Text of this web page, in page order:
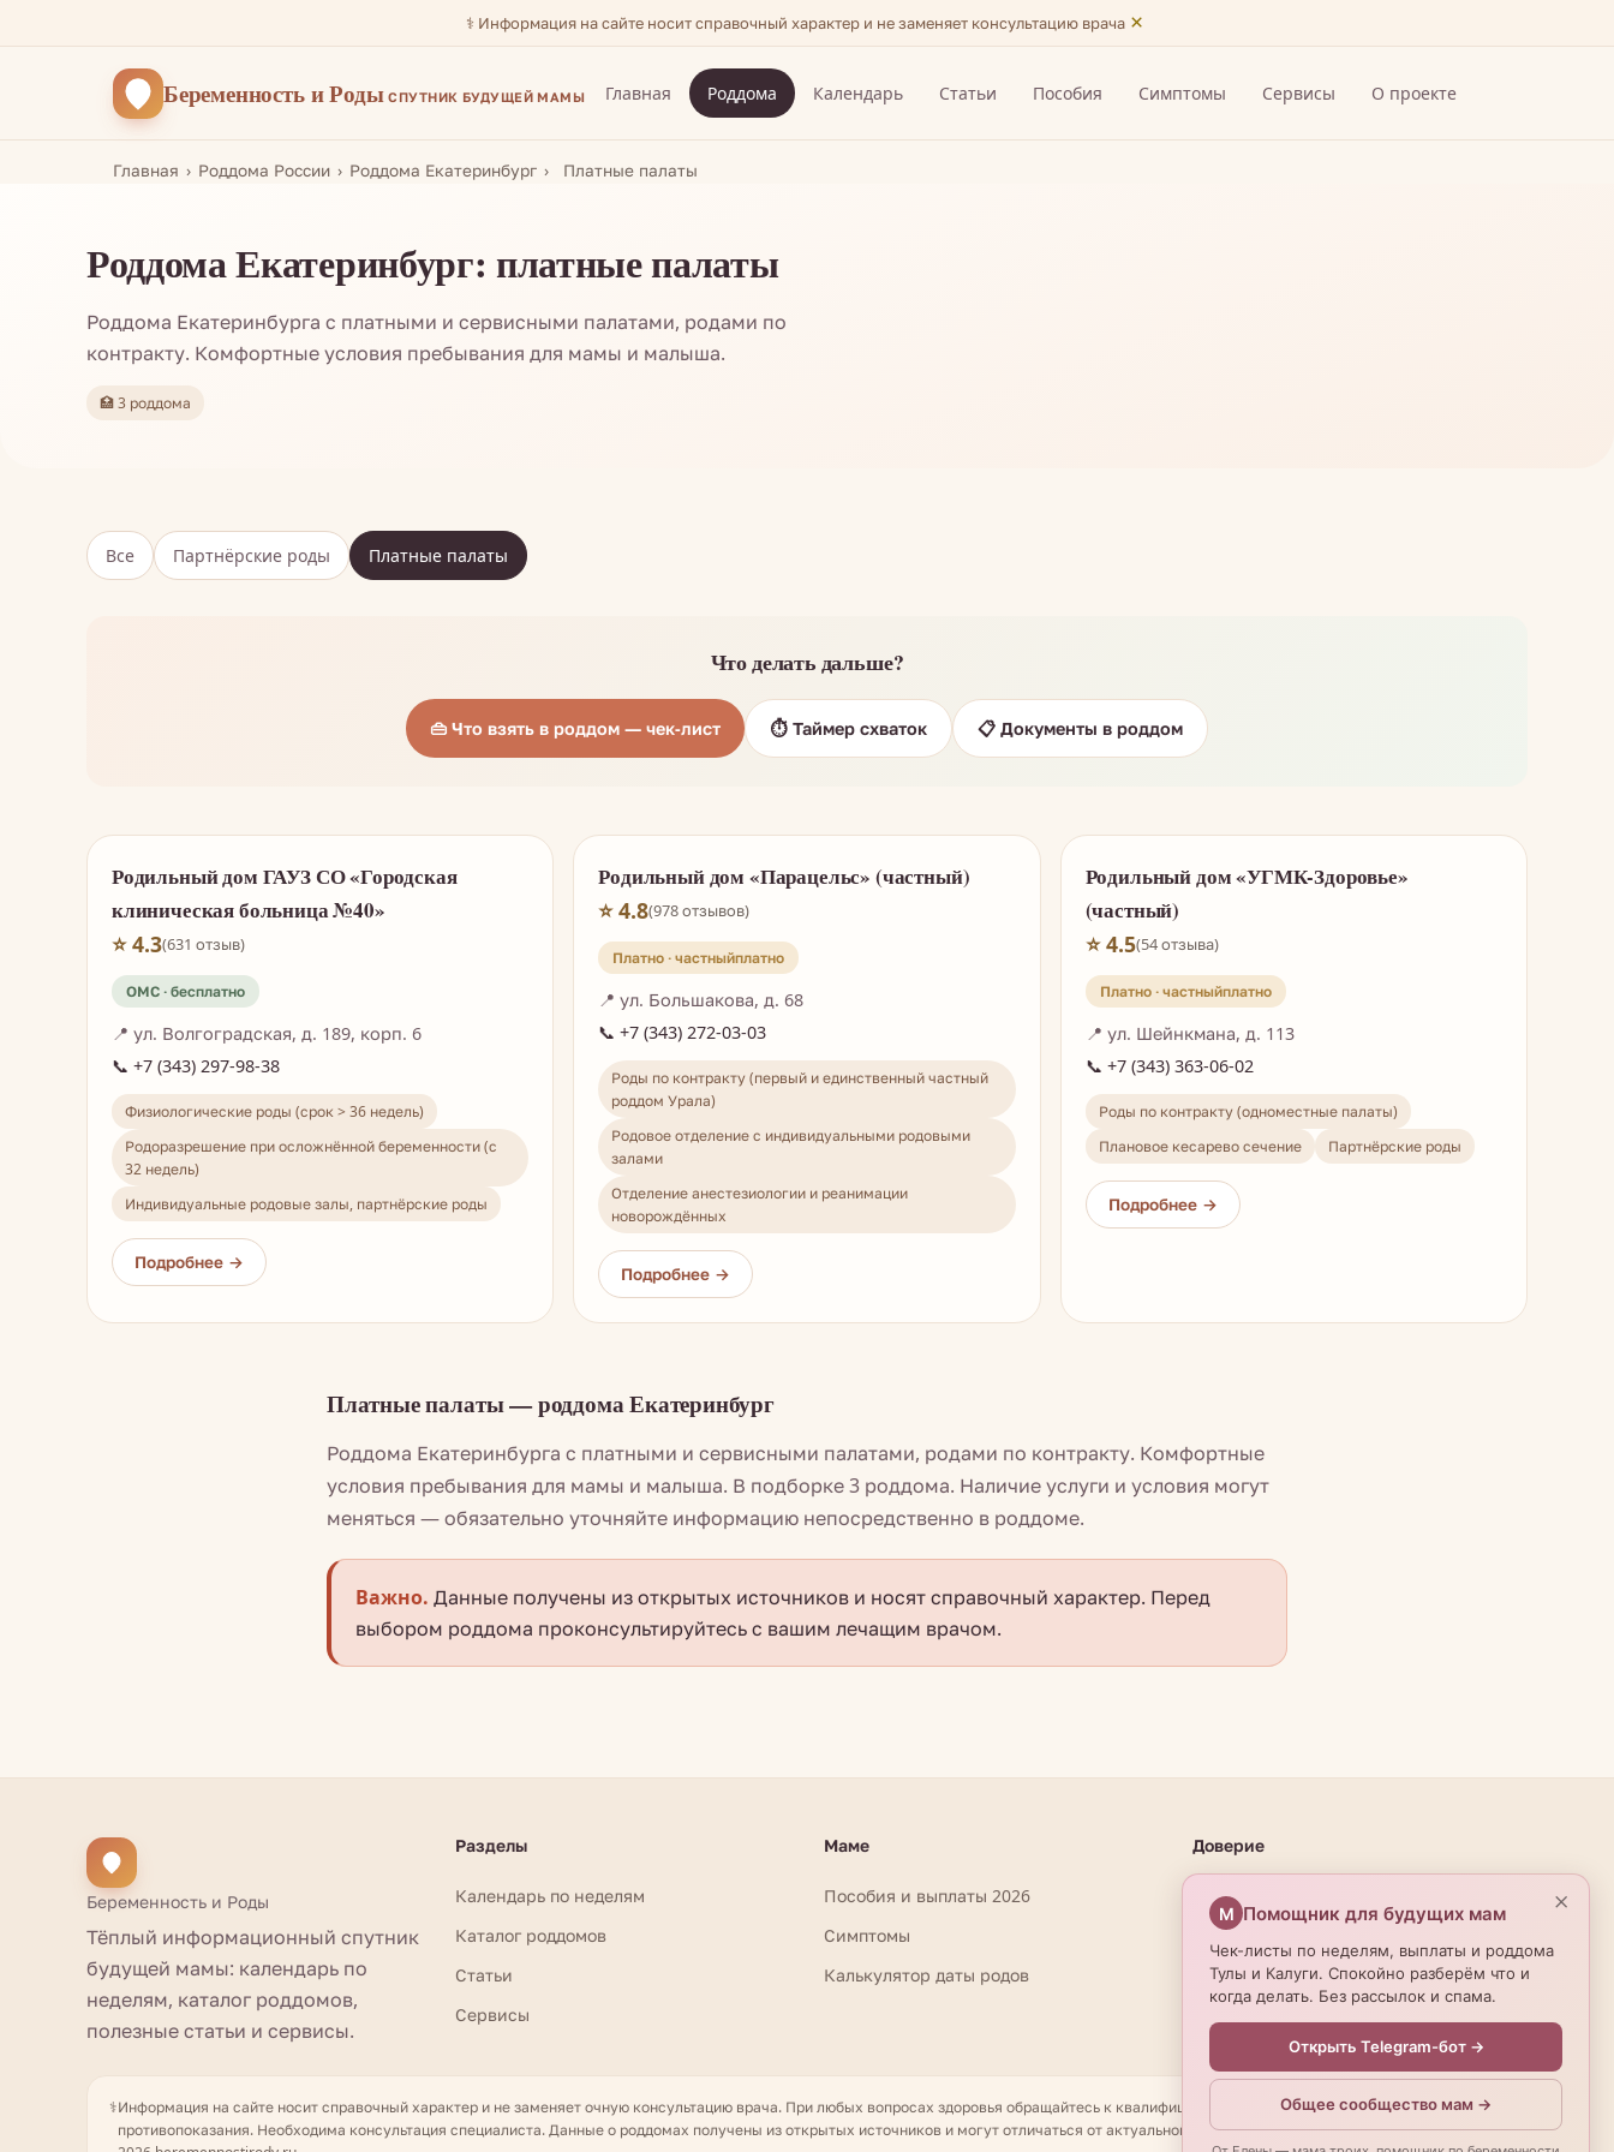
⚕️ Информация на сайте носит справочный характер и не заменяет консультацию врача ×
Беременностьи Роды СПУТНИК БУДУЩЕЙ МАМЫ Главная Роддома Календарь Статьи Пособия Симптомы Сервисы О проекте
Главная Роддома России Роддома Екатеринбург Платные палаты
Роддома Екатеринбург: платные палаты
Роддома Екатеринбурга с платными и сервисными палатами, родами по
контракту. Комфортные условия пребывания для мамы и малыша.
🏥 3 роддома
Все Партнёрские роды Платные палаты
Что делать дальше?
👜 Что взять в роддом — чек-лист ⏱️ Таймер схваток 📋 Документы в роддом
Родильный дом ГАУЗ СО «Городская
клиническая больница №40»
⭐ 4.3(631 отзыв)
📍 ул. Волгоградская, д. 189, корп. 6
📞 +7 (343) 297-98-38
Физиологические роды (срок > 36 недель)
Родоразрешение при осложнённой беременности (с
32 недель)
Индивидуальные родовые залы, партнёрские роды
Родильный дом «Парацельс» (частный)
⭐ 4.8(978 отзывов)
Платно · частный
📍 ул. Большакова, д. 68
📞 +7 (343) 272-03-03
Роды по контракту (первый и единственный частный
роддом Урала)
Родовое отделение с индивидуальными родовыми
залами
Отделение анестезиологии и реанимации
новорождённых
Родильный дом «УГМК-Здоровье»
(частный)
⭐ 4.5(54 отзыва)
Платно · частный
📍 ул. Шейнкмана, д. 113
📞 +7 (343) 363-06-02
Роды по контракту (одноместные палаты)
Плановое кесарево сечение
Партнёрские роды
Платные палаты — роддома Екатеринбург
Роддома Екатеринбурга с платными и сервисными палатами, родами по контракту. Комфортные
условия пребывания для мамы и малыша. В подборке 3 роддома. Наличие услуги и условия могут
меняться — обязательно уточняйте информацию непосредственно в роддоме.
Важно. Данные получены из открытых источников и носят справочный характер. Перед
выбором роддома проконсультируйтесь с вашим лечащим врачом.
Беременность и Роды
Тёплый информационный спутник
будущей мамы: календарь по
неделям, каталог роддомов,
полезные статьи и сервисы.
Разделы
Календарь по неделям
Каталог роддомов
Статьи
Сервисы
Маме
Пособия и выплаты 2026
Симптомы
Калькулятор даты родов
Доверие
О проекте
Эксперты
Редакционная политика
⚕️Информация на сайте носит справочный характер и не заменяет очную консультацию врача. При любых вопросах здоровья обращайтесь к квалифицированному специалисту. Имеются
противопоказания. Необходима консультация специалиста. Данные о роддомах получены из открытых источников и могут отличаться от актуальной информации — уточняйте по телефону. ©
М Помощник для будущих мам
Чек-листы по неделям, выплаты и роддома
Тулы и Калуги. Спокойно разберём что и
когда делать. Без рассылок и спама.
Открыть Telegram-бот →
Общее сообщество мам →
×